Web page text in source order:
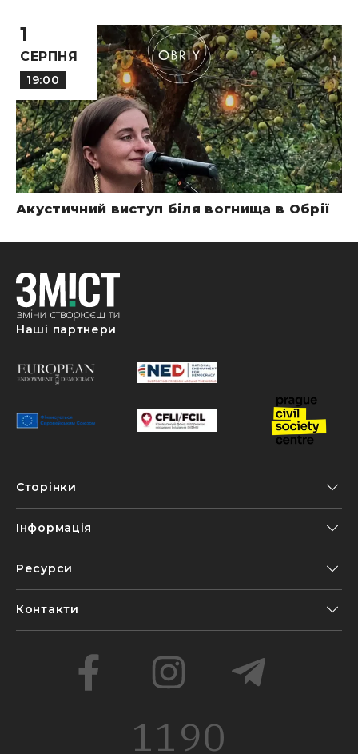
1
СЕРПНЯ
19:00
Акустичний виступ біля вогнища в Обрії
Наші партнери
Сторінки
Інформація
Ресурси
Контакти
1190